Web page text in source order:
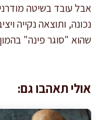
אבל עובד בשיטה
נכונה, ותוצאה נקייה
שהוא "סוגר פינה"
אולי תאהבו גם: